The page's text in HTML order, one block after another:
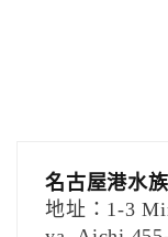
名古屋港水
地址：1-3